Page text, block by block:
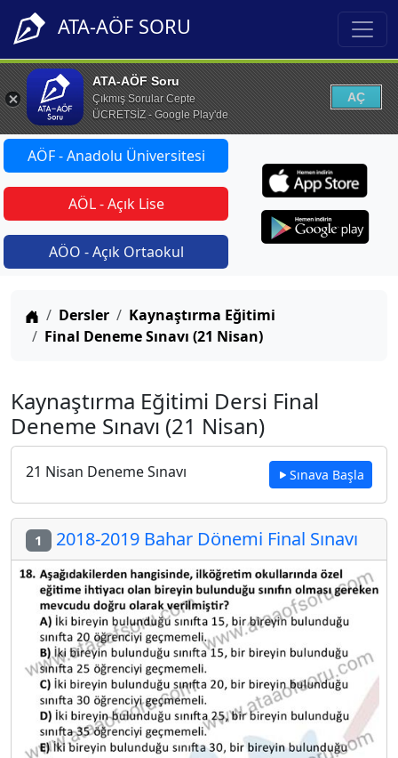
ATA-AÖF SORU
ATA-AÖF Soru
Çıkmış Sorular Cepte
ÜCRETSİZ - Google Play'de
AÇ
AÖF - Anadolu Üniversitesi
AÖL - Açık Lise
AÖO - Açık Ortaokul
Anasayfa
Dersler
Kaynaştırma Eğitimi
Final Deneme Sınavı (21 Nisan)
Kaynaştırma Eğitimi Dersi Final
Deneme Sınavı (21 Nisan)
21 Nisan Deneme Sınavı Sınava Başla
1 2018-2019 Bahar Dönemi Final Sınavı